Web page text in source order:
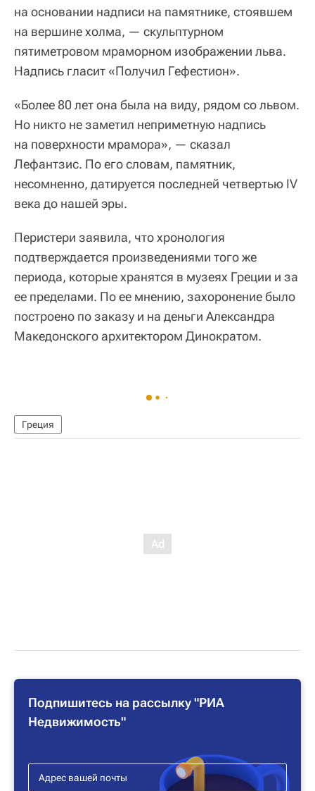
на основании надписи на памятнике, стоявшем
на вершине холма, — скульптурном
пятиметровом мраморном изображении льва.
Надпись гласит «Получил Гефестион».
«Более 80 лет она была на виду, рядом со львом.
Но никто не заметил неприметную надпись
на поверхности мрамора», — сказал
Лефантзис. По его словам, памятник,
несомненно, датируется последней четвертью IV
века до нашей эры.
Перистери заявила, что хронология
подтверждается произведениями того же
периода, которые хранятся в музеях Греции и за
ее пределами. По ее мнению, захоронение было
построено по заказу и на деньги Александра
Македонского архитектором Динократом.
Греция
Подпишитесь на рассылку "РИА
Недвижимость"